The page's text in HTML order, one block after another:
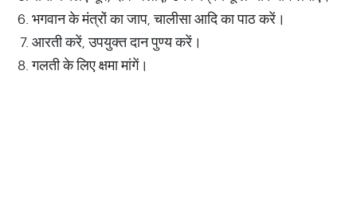
भगवान के मंत्रों का जाप, चालीसा आदि का पाठ करें।
आरती करें, उपयुक्त दान पुण्य करें।
गलती के लिए क्षमा मांगें।